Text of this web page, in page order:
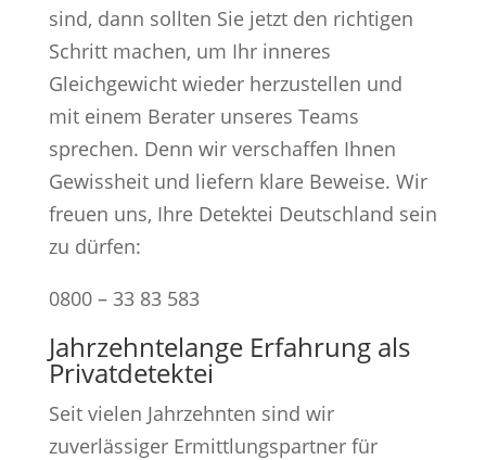
sind, dann sollten Sie jetzt den richtigen
Schritt machen, um Ihr inneres
Gleichgewicht wieder herzustellen und
mit einem Berater unseres Teams
sprechen. Denn wir verschaffen Ihnen
Gewissheit und liefern klare Beweise. Wir
freuen uns, Ihre Detektei Deutschland sein
zu dürfen:
0800 – 33 83 583
Jahrzehntelange Erfahrung als
Privatdetektei
Seit vielen Jahrzehnten sind wir
zuverlässiger Ermittlungspartner für